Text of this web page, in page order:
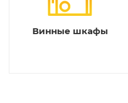
Винные шкафы